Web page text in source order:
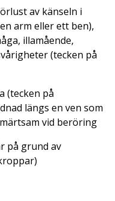
av känseln i
arm eller ett ben),
illamående,
(tecken på
(tecken på
längs en ven som
vid beröring
på grund av